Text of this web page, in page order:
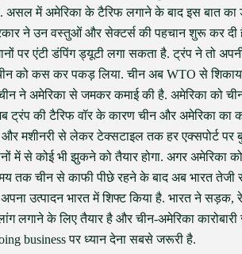
असल में अमेरिका के टैरिफ लगाने के बाद इस बात का
ने उन वस्तुओं और सेक्टर्स की पहचान शुरू कर दी
पर एंटी डंपिंग ड्यूटी लगा सकता है. ट्रंप ने तो
को कस कर पकड़ लिया. चीन अब WTO से
ने अमेरिका से जमकर कमाई की है. अमेरिका को
ट्रंप की टैरिफ वॉर के कारण चीन और अमेरिका का
मशीनरी से लेकर टेक्सटाइल तक हर एक्सपोर्ट पर
में से कोई भी झुकने को तैयार होगा. अगर अमेरिका
तक चीन से काफी पीछे रहने के बाद अब भारत तेजी
उत्पादन भारत में शिफ्ट किया है. भारत ने
लगाने के लिए तैयार है और चीन-अमेरिका
business पर ध्यान देना सबसे जरूरी है.